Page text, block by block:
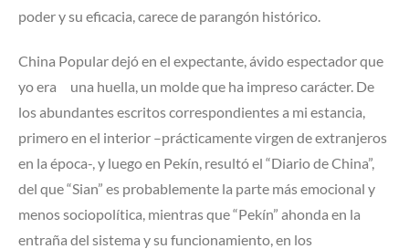
poder y su eficacia, carece de parangón histórico.
China Popular dejó en el expectante, ávido espectador que
yo era una huella, un molde que ha impreso carácter. De
los abundantes escritos correspondientes a mi estancia,
primero en el interior –prácticamente virgen de extranjeros
en la época-, y luego en Pekín, resultó el “Diario de China”,
del que “Sian” es probablemente la parte más emocional y
menos sociopolítica, mientras que “Pekín” ahonda en la
entraña del sistema y su funcionamiento, en los